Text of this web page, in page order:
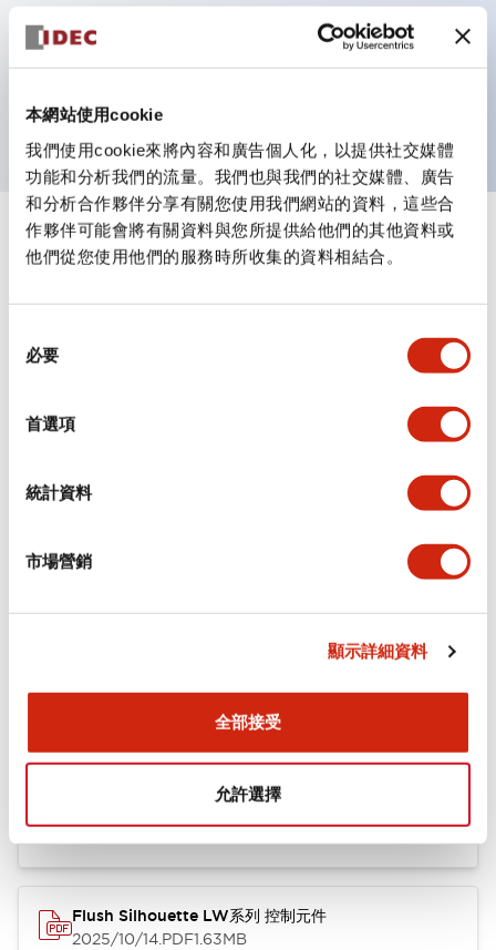
本網站使用cookie
我們使用cookie來將內容和廣告個人化，以提供社交媒體
功能和分析我們的流量。我們也與我們的社交媒體、廣告
和分析合作夥伴分享有關您使用我們網站的資料，這些合
作夥伴可能會將有關資料與您所提供給他們的其他資料或
他們從您使用他們的服務時所收集的資料相結合。
必要
首選項
統計資料
市場營銷
顯示詳細資料
全部接受
允許選擇
可進行集合密著安裝
附鎖選擇開關採用高安全性的彈子鎖結構
防護結構為IP65（IEC60529）
規格
環境規範
機械規格
Flush Silhouette LW系列 控制元件 (英文版)
1.23MB
Flush Silhouette LW系列 控制元件
2025/10/14.PDF1.63MB